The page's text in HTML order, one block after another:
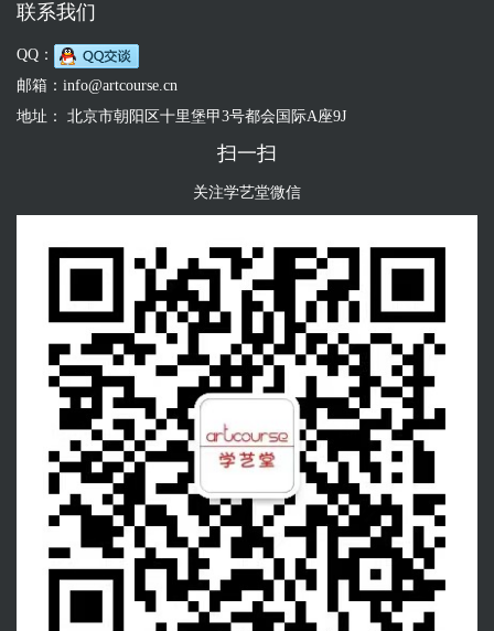
联系我们
QQ：
邮箱： info@artcourse.cn
地址： 北京市朝阳区十里堡甲3号都会国际A座9J
扫一扫
关注学艺堂微信